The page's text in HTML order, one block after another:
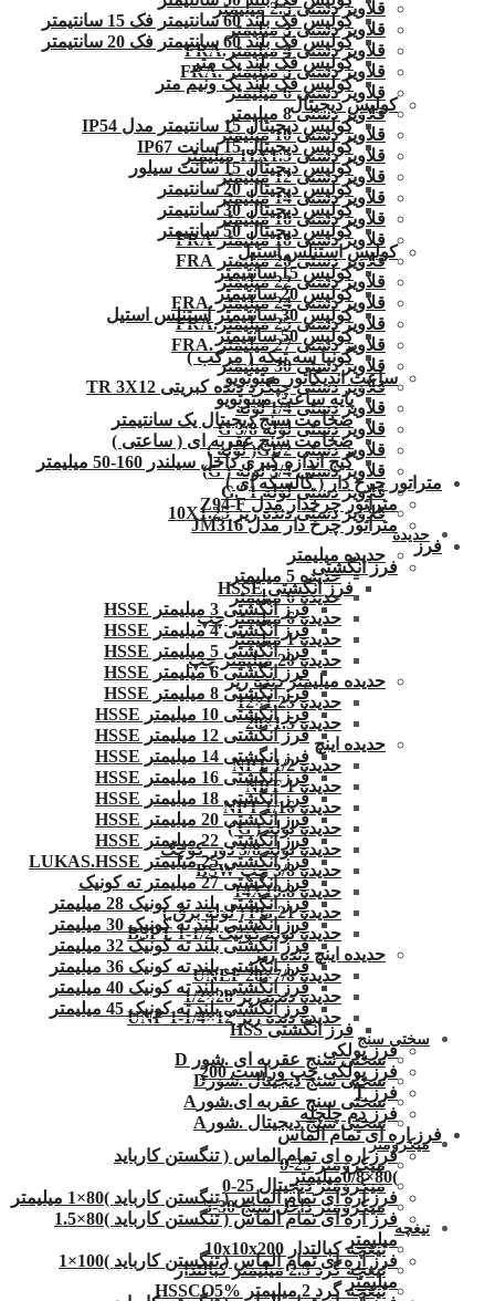
قلاویز دستی 2.5 میلیمتر
قلاویز دستی 3 میلیمتر
قلاویز دستی 4 میلیمتر.FRA
قلاویز دستی 5 میلیمتر .FRA
قلاویز دستی 6 میلیمتر
قلاویز دستی 8 میلیمتر
قلاویز دستی 10 میلیمتر
قلاویز دستی 11X1.5 میلیمتر
قلاویز دستی 12 میلیمتر
قلاویز دستی 14 میلیمتر
قلاویز دستی 16 میلیمتر
قلاویز دستی 18 میلیمتر FRA
قلاویز دستی 20 میلیمتر FRA
قلاویز دستی 22 میلیمتر
قلاویز دستی 24 میلیمتر .FRA
قلاویز دستی 25 میلیمتر.FRA
قلاویز دستی 27 میلیمتر .FRA
قلاویز دستی 30 میلیمتر
قلاویز دستی چپگرد دنده کبریتی TR 3X12
قلاویز دستی 1/4 لوله
قلاویز دستی لوله G 3/8
قلاویز دستی G1/2( لوله )
قلاویز دستی 3/4 لوله ( G)
قلاویز دستی لوله 1″.G
قلاویز دستی دنده ریز 10X1.25
حدیده
حدیده میلیمتر
حدیده 5 میلیمتر
حدیده 6 میلیمتر
حدیده 6 میلیمتر چپ
حدیده 1 میلیمتر
حدیده 20 میلیمتر چپ
حدیده میلیمتر دنده ریز
حدیده 1.25×12
حدیده 1.5×20
حدیده اینچ
حدیده 1/2 NPT
حدیده NPT 1
حدیده 1/16 NPT
حدیده لوله ( G )
حدیده لوله 3/8 دور کوچک
حدیده 3/8 چپ BSW
حدیده 14X19.8
حدیده 21 PG ( لوله برق )
حدیده لوله کونیک 1/2-1 BSPT
حدیده اینچ دنده ریز
حدیده UNEF 20×7/8
حدیده دنده ریز 20×1/2
حدیده دنده ریز 12×1/4-1 UNF
سختی سنج
سختی سنج عقربه ای .شور D
سختی سنج دیجیتال .شورD
سختی سنج عقربه ای.شورA
سختی سنج دیجیتال .شورA
میکرومتر
میکرومتر 25-0
میکرومتر دیجیتال 25-0
میکرومتر داخل سنج 30-5
تیغچه
تیغچه کبالتدار 10x10x200
تیغچه گرد 2.5 میلیمتر کبالتدار
تیغچه گرد 2 میلیمتر HSSCO5%
کولیس فک بلند 60 سانتیمتر فک 15 سانتیمتر
کولیس فک بلند 60 سانتیمتر فک 20 سانتیمتر
کولیس فک بلند یک متر
کولیس فک بلند یک ونیم متر
کولیس دیجیتال
کولیس دیجیتال 15 سانتیمتر مدل IP54
کولیس دیجیتال 15 سانت IP67
کولیس دیجیتال 15 سانت سیلور
کولیس دیجیتال 20 سانتیمتر
کولیس دیجیتال 30 سانتیمتر
کولیس دیجیتال 50 سانتیمتر
کولیس استنلس استیل
کولیس 15 سانتیمتر
کولیس 20 سانتیمتر
کولیس 30 سانتیمتر استنلس استیل
کولیس 50 سانتیمتر
گونیا سه تیکه ( مرکب )
ساعت اندیکاتور میتوتویو
پایه ساعت میتوتویو
ضخامت سنج دیجیتال یک سانتیمتر
ضخامت سنج عقربه ای ( ساعتی )
گیج اندازه گیری داخل سیلندر 160-50 میلیمتر
متراتور چرخ دار ( کالسکه ای )
متراتور چرخدار مدل Z94-F
متراتور چرخ دار مدل JM316
فرز
فرز انگشتی
فرز انگشتی HSSE
فرز انگشتی 3 میلیمتر HSSE
فرز انگشتی 4 میلیمتر HSSE
فرز انگشتی 5 میلیمتر HSSE
فرز انگشتی 6 میلیمتر HSSE
فرز انگشتی 8 میلیمتر HSSE
فرز انگشتی 10 میلیمتر HSSE
فرز انگشتی 12 میلیمتر HSSE
فرز انگشتی 14 میلیمتر HSSE
فرز انگشتی 16 میلیمتر HSSE
فرز انگشتی 18 میلیمتر HSSE
فرز انگشتی 20 میلیمتر HSSE
فرز انگشتی 22 میلیمتر HSSE
فرز انگشتی 25 میلیمتر LUKAS.HSSE
فرز انگشتی 27 میلیمتر ته کونیک
فرز انگشتی بلند ته کونیک 28 میلیمتر
فرز انگشتی بلند ته کونیک 30 میلیمتر
فرز انگشتی بلند ته کونیک 32 میلیمتر
فرز انگشتی بلند ته کونیک 36 میلیمتر
فرز انگشتی بلند ته کونیک 40 میلیمتر
فرز انگشتی بلند ته کونیک 45 میلیمتر
فرز انگشتی HSS
فرز پولکی
فرز پولکی چپ وراست 200
فرز T
فرز دم چلچله
فرز اره ای تمام الماس
فرز اره ای تمام الماس ( تنگستن کارباید
)80×0/8میلیمتر
فرز اره ای تمام الماس ( تنگستن کارباید )80×1 میلیمتر
فرز اره ای تمام الماس ( تنگستن کارباید )80×1.5
میلیمتر
فرز اره ای تمام الماس ( تنگستن کارباید )100×1
میلیمتر